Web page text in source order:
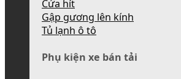
Cửa hít
Gập gương lên kính
Tủ lạnh ô tô
Phụ kiện xe bán tải